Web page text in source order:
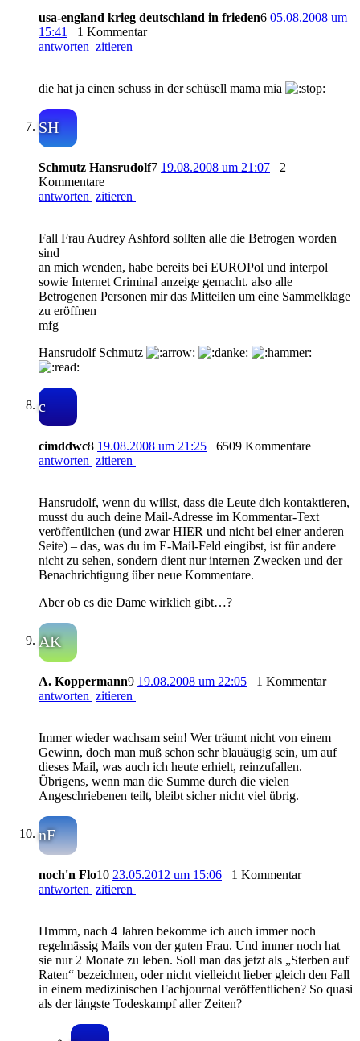
usa-england krieg deutschland in frieden6 05.08.2008 um
15:41
1 Kommentar
antworten zitieren
die hat ja einen schuss in der schüsell mama mia
SH
Schmutz Hansrudolf7 19.08.2008 um 21:07
2
Kommentare
antworten zitieren
Fall Frau Audrey Ashford sollten alle die Betrogen worden
sind
an mich wenden, habe bereits bei EUROPol und interpol
sowie Internet Criminal anzeige gemacht. also alle
Betrogenen Personen mir das Mitteilen um eine Sammelklage
zu eröffnen
mfg
Hansrudolf Schmutz
c
cimddwc8 19.08.2008 um 21:25
6509 Kommentare
antworten zitieren
Hansrudolf, wenn du willst, dass die Leute dich kontaktieren,
musst du auch deine Mail-Adresse im Kommentar-Text
veröffentlichen (und zwar HIER und nicht bei einer anderen
Seite) – das, was du im E-Mail-Feld eingibst, ist für andere
nicht zu sehen, sondern dient nur internen Zwecken und der
Benachrichtigung über neue Kommentare.
Aber ob es die Dame wirklich gibt…?
AK
A. Koppermann9 19.08.2008 um 22:05
1 Kommentar
antworten zitieren
Immer wieder wachsam sein! Wer träumt nicht von einem
Gewinn, doch man muß schon sehr blauäugig sein, um auf
dieses Mail, was auch ich heute erhielt, reinzufallen.
Übrigens, wenn man die Summe durch die vielen
Angeschriebenen teilt, bleibt sicher nicht viel übrig.
nF
noch'n Flo10 23.05.2012 um 15:06
1 Kommentar
antworten zitieren
Hmmm, nach 4 Jahren bekomme ich auch immer noch
regelmässig Mails von der guten Frau. Und immer noch hat
sie nur 2 Monate zu leben. Soll man das jetzt als „Sterben auf
Raten“ bezeichnen, oder nicht vielleicht lieber gleich den Fall
in einem medizinischen Fachjournal veröffentlichen? So quasi
als der längste Todeskampf aller Zeiten?